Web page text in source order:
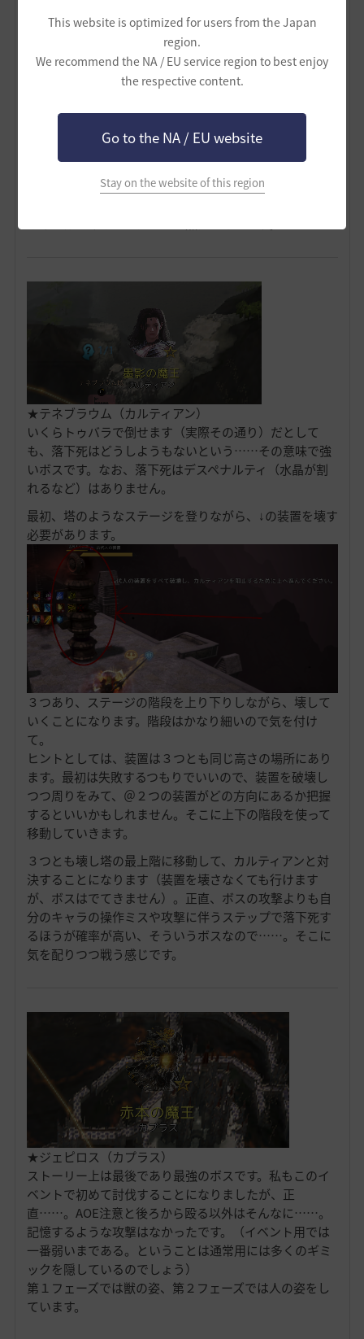
This website is optimized for users from the Japan
region.
We recommend the NA / EU service region to best enjoy
the respective content.
Go to the NA / EU website
Stay on the website of this region
ので、落ち着いて頑張る感じ。
また第２フェーズで部下の影たちが何度も現れる場合、
四方の（上の玉が飛んでくるところと同じ）塔のような
ところに、影がそれぞれ１体潜んでいるので、それを４
箇所すべて倒せばギミッククリアです。
第２フェーズでは、エンスラーは飛んでいる時間が長
く、どんなに地面すれすれに降りてきても飛んでいる状
態ではダメージは与えられません。地道に避けつつ機会
を待つことが必要になります。
★テネブラウム（カルティアン）
いくらトゥバラで倒せます（実際その通り）だとして
も、落下死はどうしようもないという……その意味で強
いボスです。なお、落下死はデスペナルティ（水晶が割
れるなど）はありません。
最初、塔のようなステージを登りながら、↓の装置を壊す
必要があります。
３つあり、ステージの階段を上り下りしながら、壊して
いくことになります。階段はかなり細いので気を付け
て。
ヒントとしては、装置は３つとも同じ高さの場所にあり
ます。最初は失敗するつもりでいいので、装置を破壊し
つつ周りをみて、＠２つの装置がどの方向にあるか把握
するといいかもしれません。そこに上下の階段を使って
移動していきます。
３つとも壊し塔の最上階に移動して、カルティアンと対
決することになります（装置を壊さなくても行けます
が、ボスはでてきません）。正直、ボスの攻撃よりも自
分のキャラの操作ミスや攻撃に伴うステップで落下死す
るほうが確率が高い、そういうボスなので……。そこに
気を配りつつ戦う感じです。
★ジェピロス（カプラス）
ストーリー上は最後であり最強のボスです。私もこのイ
ベントで初めて討伐することになりましたが、正
直……。AOE注意と後ろから殴る以外はそんなに……。
記憶するような攻撃はなかったです。（イベント用では
一番弱いまである。ということは通常用には多くのギミ
ックを隠しているのでしょう）
第１フェーズでは獣の姿、第２フェーズでは人の姿をし
ています。